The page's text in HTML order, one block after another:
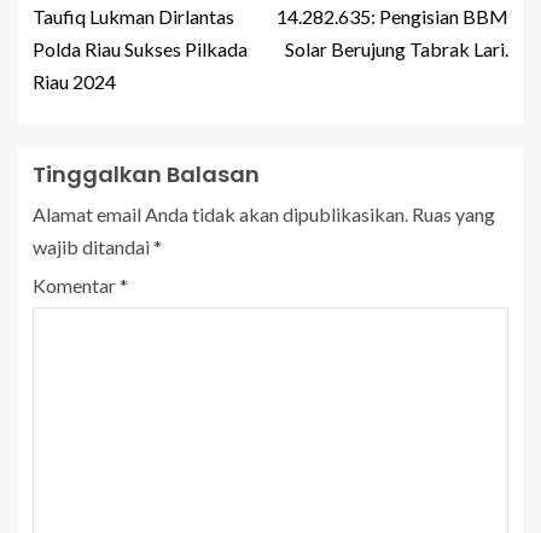
Taufiq Lukman Dirlantas
Polda Riau Sukses Pilkada
Riau 2024
14.282.635: Pengisian BBM
Solar Berujung Tabrak Lari.
Tinggalkan Balasan
Alamat email Anda tidak akan dipublikasikan. Ruas yang
wajib ditandai*
Komentar*